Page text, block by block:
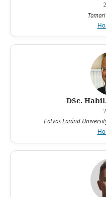
DSc.
Eötvös Loránd